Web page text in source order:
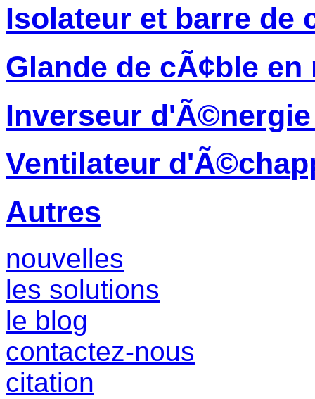
Isolateur et barre de
Glande de cÃ¢ble en
Inverseur
Ventilateur
Autres
nouvelles
les solutions
le blog
contactez-nous
citation